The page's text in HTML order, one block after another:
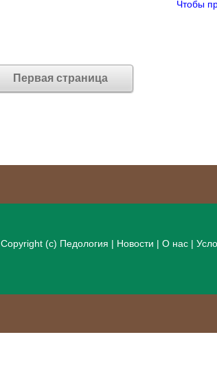
Чтобы
Первая страница
Copyright (c) Педология | Новости | О нас |